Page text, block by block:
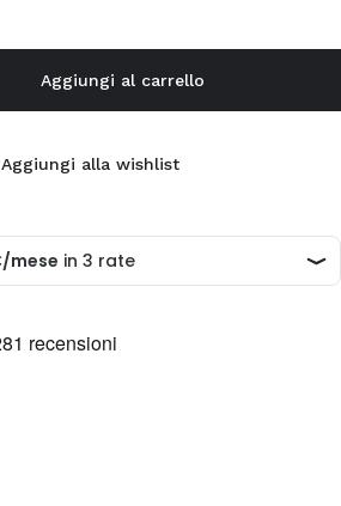
Aggiungi al carrello
Aggiungi alla wishlist